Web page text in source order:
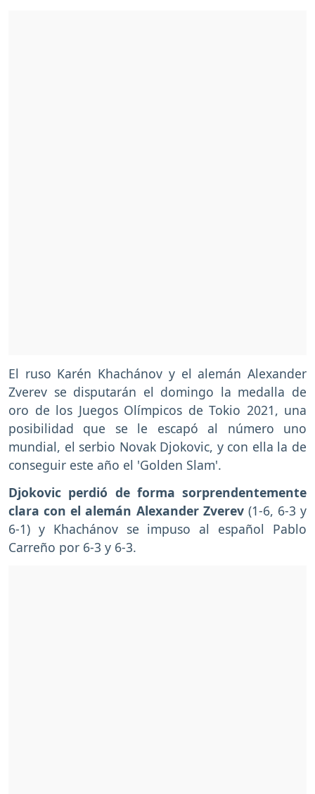
El ruso Karén Khachánov y el alemán Alexander
Zverev se disputarán el domingo la medalla de
oro de los Juegos Olímpicos de Tokio 2021, una
posibilidad que se le escapó al número uno
mundial, el serbio Novak Djokovic, y con ella la de
conseguir este año el 'Golden Slam'.
Djokovic perdió de forma sorprendentemente
clara con el alemán Alexander Zverev(1-6, 6-3 y
6-1) y Khachánov se impuso al español Pablo
Carreño por 6-3 y 6-3.